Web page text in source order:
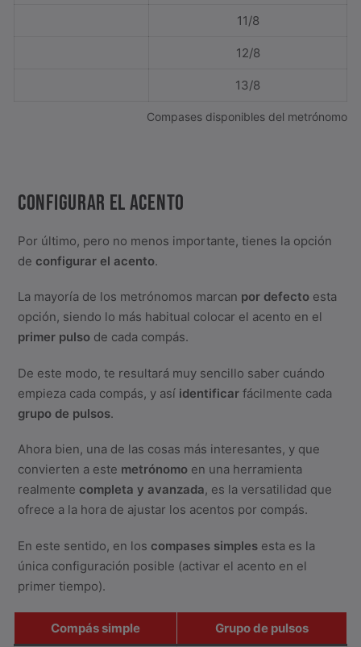
11/8
12/8
13/8
Compases disponibles del metrónomo
CONFIGURAR EL ACENTO
Por último, pero no menos importante, tienes la opción
de configurar el acento.
La mayoría de los metrónomos marcan por defecto esta
opción, siendo lo más habitual colocar el acento en el
primer pulso de cada compás.
De este modo, te resultará muy sencillo saber cuándo
empieza cada compás, y así identificar fácilmente cada
grupo de pulsos.
Ahora bien, una de las cosas más interesantes, y que
convierten a este metrónomo en una herramienta
realmente completa y avanzada, es la versatilidad que
ofrece a la hora de ajustar los acentos por compás.
En este sentido, en los compases simples esta es la
única configuración posible (activar el acento en el
primer tiempo).
Compás simple Grupo de pulsos